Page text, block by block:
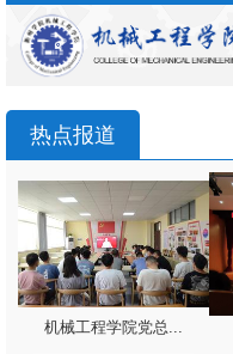
热点报道
机械工程学院党总...